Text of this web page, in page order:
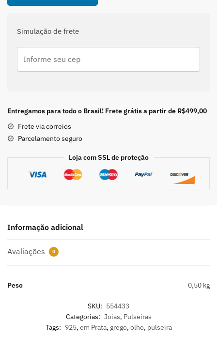
Bolinhas
Olho
Prata
Simulação de frete
Entregamos para todo o Brasil! Frete grátis a partir de R$499,00
Frete via correios
Parcelamento seguro
Loja com SSL de proteção
Informação adicional
Avaliações 0
Peso 0,50 kg
SKU: 554433
Categorias: Joias, Pulseiras
Tags: 925, em Prata, grego, olho, pulseira